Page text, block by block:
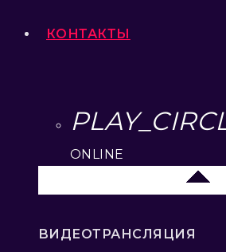
КОНТАКТЫ
ONLINE
ВИДЕОТРАНСЛЯЦИЯ